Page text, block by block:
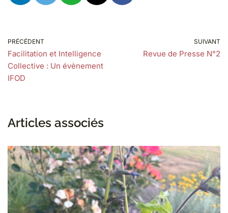
PRÉCÉDENT
Facilitation et Intelligence
Collective : Un évènement
IFOD
SUIVANT
Revue de Presse N°2
Articles associés